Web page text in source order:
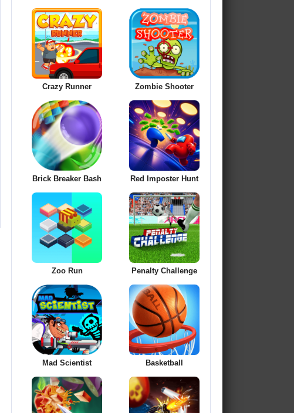
Crazy Runner Zombie Shooter
Brick Breaker Bash Red Imposter Hunt
Zoo Run Penalty Challenge
Mad Scientist Basketball